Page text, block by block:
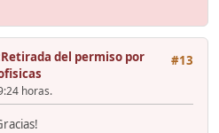
#13
del permiso por
horas.